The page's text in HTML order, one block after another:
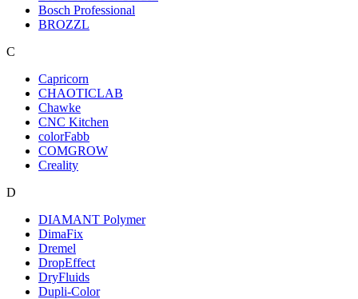
Bosch Professional
BROZZL
C
Capricorn
CHAOTICLAB
Chawke
CNC Kitchen
colorFabb
COMGROW
Creality
D
DIAMANT Polymer
DimaFix
Dremel
DropEffect
DryFluids
Dupli-Color